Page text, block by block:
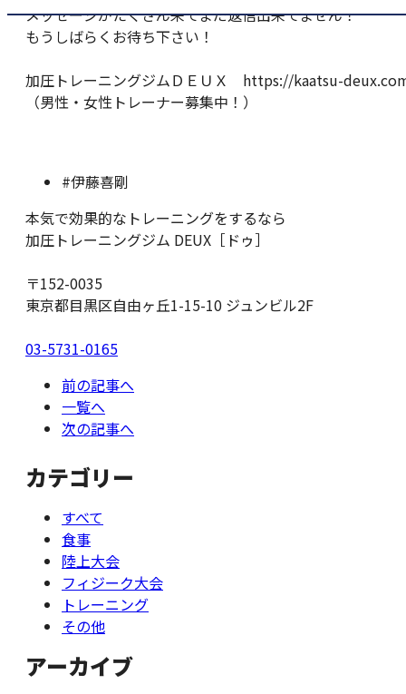
メッセージがたくさん来てまだ返信出来てません！
もうしばらくお待ち下さい！
加圧トレーニングジムＤＥＵＸ https://kaatsu-
（男性・女性トレーナー募集中！）
#伊藤喜剛
本気で効果的なトレーニングをするなら
加圧トレーニングジム DEUX［ドゥ］
〒152-0035
東京都目黒区自由ヶ丘1-15-10 ジュンビル2F
03-5731-0165
前の記事へ
一覧へ
次の記事へ
カテゴリー
すべて
食事
陸上大会
フィジーク大会
トレーニング
その他
アーカイブ